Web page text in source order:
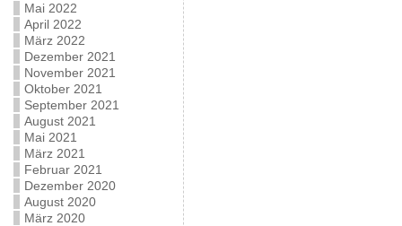
Mai 2022
April 2022
März 2022
Dezember 2021
November 2021
Oktober 2021
September 2021
August 2021
Mai 2021
März 2021
Februar 2021
Dezember 2020
August 2020
März 2020